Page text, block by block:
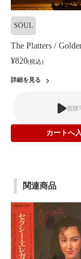
SOUL
The Platters /
¥820(税込)
詳細を見る
視聴
関連商品